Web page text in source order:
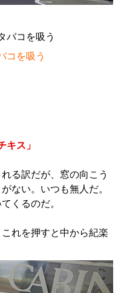
コを吸う
キス」
る訳だが、窓の向こう
ない。いつも無人だ。
くるのだ。
れを押すと中から紀楽